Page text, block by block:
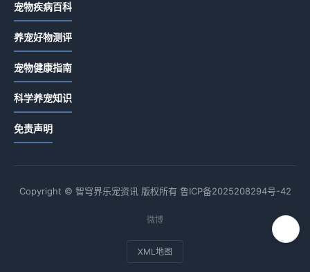
宠物疾病百科
养宠好物测评
宠物健康指南
科学养宠知识
免责声明
Copyright © 智穹界乐宠资讯 版权所有 鲁ICP备2025208294号-42
微博
XML地图